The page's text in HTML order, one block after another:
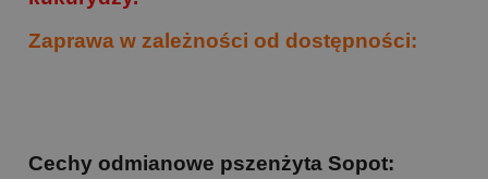
Zaprawa w zależności od dostępności:
Cechy odmianowe pszenżyta Sopot: